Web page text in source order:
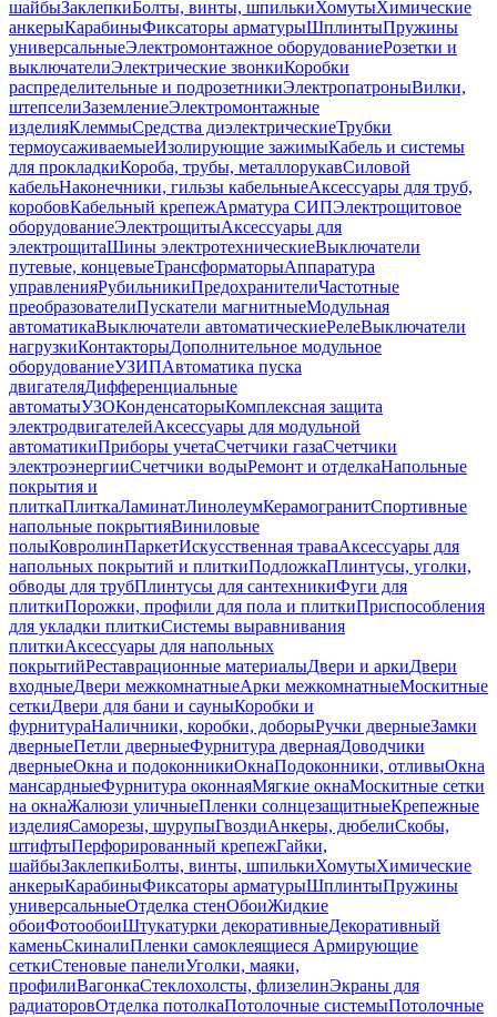
шайбыЗаклепкиБолты, винты, шпилькиХомутыХимические
анкерыКарабиныФиксаторы арматурыШплинтыПружины
универсальныеЭлектромонтажное оборудованиеРозетки и
выключателиЭлектрические звонкиКоробки
распределительные и подрозетникиЭлектропатроныВилки,
штепселиЗаземлениеЭлектромонтажные
изделияКлеммыСредства диэлектрическиеТрубки
термоусаживаемыеИзолирующие зажимыКабель и системы
для прокладкиКороба, трубы, металлорукавСиловой
кабельНаконечники, гильзы кабельныеАксессуары для труб,
коробовКабельный крепежАрматура СИПЭлектрощитовое
оборудованиеЭлектрощитыАксессуары для
электрощитаШины электротехническиеВыключатели
путевые, концевыеТрансформаторыАппаратура
управленияРубильникиПредохранителиЧастотные
преобразователиПускатели магнитныеМодульная
автоматикаВыключатели автоматическиеРелеВыключатели
нагрузкиКонтакторыДополнительное модульное
оборудованиеУЗИПАвтоматика пуска
двигателяДифференциальные
автоматыУЗОКонденсаторыКомплексная защита
электродвигателейАксессуары для модульной
автоматикиПриборы учетаСчетчики газаСчетчики
электроэнергииСчетчики водыРемонт и отделкаНапольные
покрытия и
плиткаПлиткаЛаминатЛинолеумКерамогранитСпортивные
напольные покрытияВиниловые
полыКовролинПаркетИскусственная траваАксессуары для
напольных покрытий и плиткиПодложкаПлинтусы, уголки,
обводы для трубПлинтусы для сантехникиФуги для
плиткиПорожки, профили для пола и плиткиПриспособления
для укладки плиткиСистемы выравнивания
плиткиАксессуары для напольных
покрытийРеставрационные материалыДвери и аркиДвери
входныеДвери межкомнатныеАрки межкомнатныеМоскитные
сеткиДвери для бани и сауныКоробки и
фурнитураНаличники, коробки, доборыРучки дверныеЗамки
дверныеПетли дверныеФурнитура двернаяДоводчики
дверныеОкна и подоконникиОкнаПодоконники, отливыОкна
мансардныеФурнитура оконнаяМягкие окнаМоскитные сетки
на окнаЖалюзи уличныеПленки солнцезащитныеКрепежные
изделияСаморезы, шурупыГвоздиАнкеры, дюбелиСкобы,
штифтыПерфорированный крепежГайки,
шайбыЗаклепкиБолты, винты, шпилькиХомутыХимические
анкерыКарабиныФиксаторы арматурыШплинтыПружины
универсальныеОтделка стенОбоиЖидкие
обоиФотообоиШтукатурки декоративныеДекоративный
каменьСкиналиПленки самоклеящиеся Армирующие
сеткиСтеновые панелиУголки, маяки,
профилиВагонкаСтеклохолсты, флизелинЭкраны для
радиаторовОтделка потолкаПотолочные системыПотолочные